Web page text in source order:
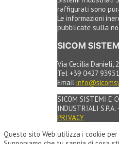
raffigurati sono
Le informazioni
pubblicate sulla
SICOM
Via Cecilia Danieli,
Tel +39 0427
Email
SICOM SISTEMI E
INDUSTRIALI
PRIVACY
Questo sito Web utilizza i cookie